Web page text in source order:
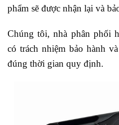
phẩm sẽ được nhận lại và
Chúng tôi, nhà phân phối
có trách nhiệm bảo hành
đúng thời gian quy định.